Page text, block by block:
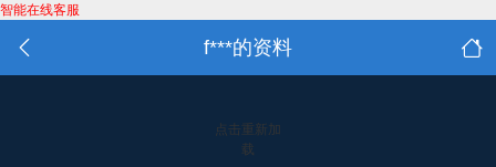
智能在线客服
f***的资料
点击重新加
载